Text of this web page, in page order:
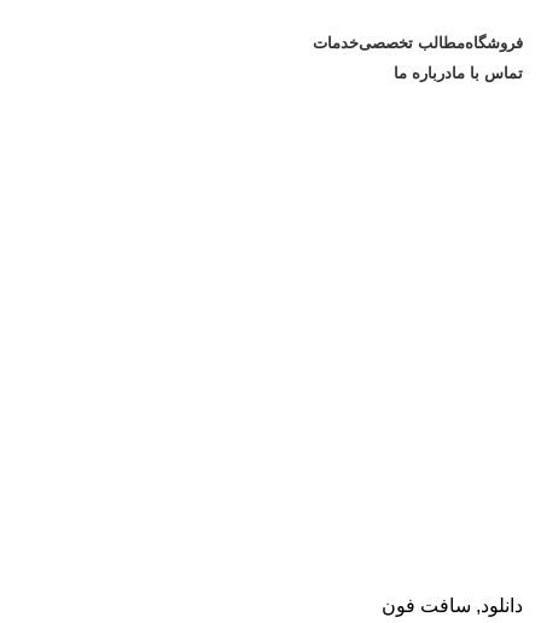
فروشگاهمطالب تخصصیخدمات
تماس با مادرباره ما
دانلود, سافت فون